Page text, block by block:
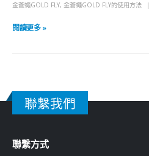
金蒼蠅GOLD FLY, 金蒼蠅GOLD FLY的使用方法
閱讀更多 »
聯繫我們
聯繫方式